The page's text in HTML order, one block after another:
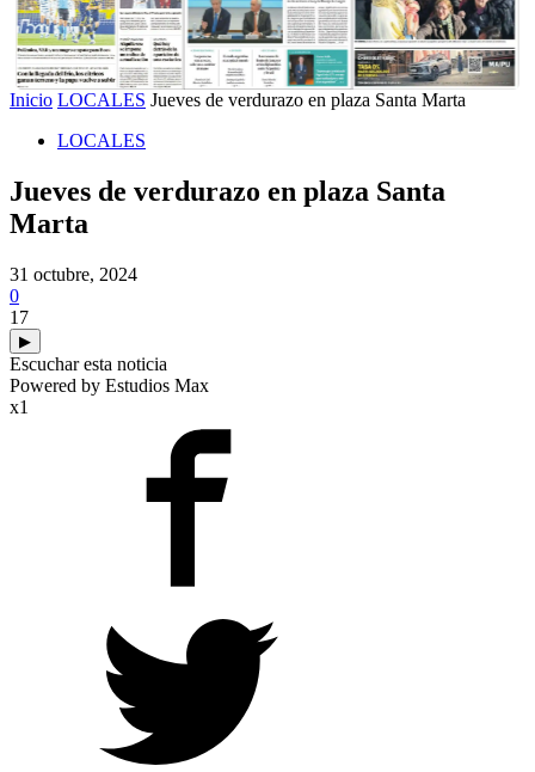
Inicio LOCALES Jueves de verdurazo en plaza Santa Marta
LOCALES
Jueves de verdurazo en plaza Santa
Marta
31 octubre, 2024
0
17
▶
Escuchar esta noticia
Powered by Estudios Max
x1